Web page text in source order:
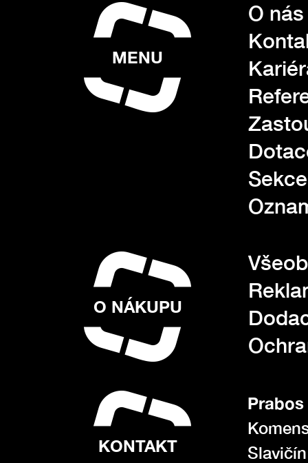
MENU
O nás
O NÁKUPU
KONTAKT